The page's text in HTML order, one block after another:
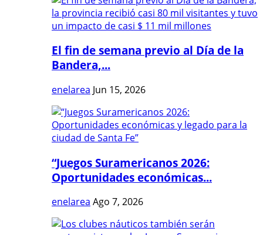
El fin de semana previo al Día de la
Bandera,...
enelarea Jun 15, 2026
“Juegos Suramericanos 2026:
Oportunidades económicas...
enelarea Ago 7, 2026